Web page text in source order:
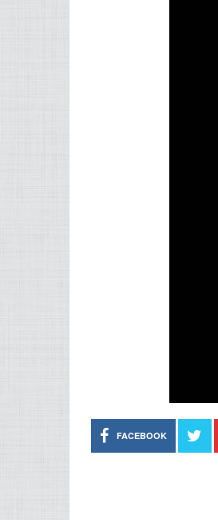
FACEBOOK